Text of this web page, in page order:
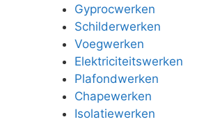
Gyprocwerken
Schilderwerken
Voegwerken
Elektriciteitswerken
Plafondwerken
Chapewerken
Isolatiewerken